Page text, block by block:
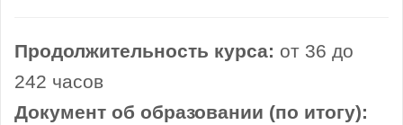
Продолжительность курса: от 36 до
242 часов
Документ об образовании (по итогу):